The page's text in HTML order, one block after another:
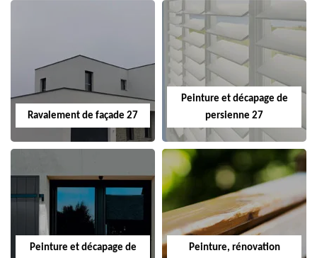
Ravalement de façade 27
Peinture et décapage de
persienne 27
Peinture et décapage de
Peinture, rénovation